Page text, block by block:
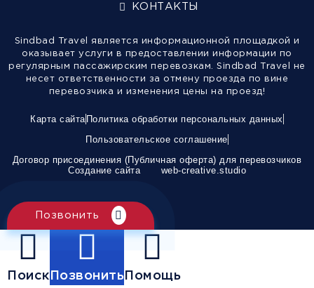
КОНТАКТЫ
Sindbad Travel является информационной площадкой и
оказывает услуги в предоставлении информации по
регулярным пассажирским перевозкам. Sindbad Travel не
несет ответственности за отмену проезда по вине
перевозчика и изменения цены на проезд!
Карта сайта Политика обработки персональных данных
Пользовательское соглашение
Договор присоединения (Публичная оферта) для перевозчиков
Создание сайта
web-creative.studio
Позвонить
ПоискПозвонитьПомощь